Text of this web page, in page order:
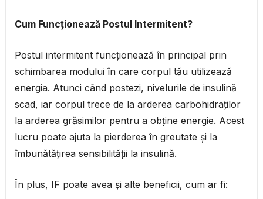
Cum Funcționează Postul Intermitent?
Postul intermitent funcționează în principal prin
schimbarea modului în care corpul tău utilizează
energia. Atunci când postezi, nivelurile de insulină
scad, iar corpul trece de la arderea carbohidraților
la arderea grăsimilor pentru a obține energie. Acest
lucru poate ajuta la pierderea în greutate și la
îmbunătățirea sensibilității la insulină.
În plus, IF poate avea și alte beneficii, cum ar fi: